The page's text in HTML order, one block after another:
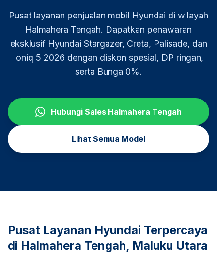
Pusat layanan penjualan mobil Hyundai di wilayah
Halmahera Tengah. Dapatkan penawaran
eksklusif Hyundai Stargazer, Creta, Palisade, dan
Ioniq 5 2026 dengan diskon spesial, DP ringan,
serta Bunga 0%.
Hubungi Sales Halmahera Tengah
Lihat Semua Model
Pusat Layanan Hyundai Terpercaya
di Halmahera Tengah, Maluku Utara